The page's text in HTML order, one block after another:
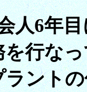
目に
行な
の保